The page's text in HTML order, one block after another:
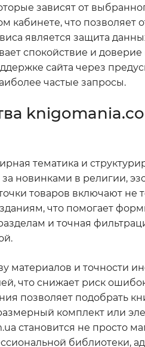
зависят от
кабинете, что позволяет
является защита
спокойствие и
сайта через
частые запросы.
тематика и
новинками в религии,
товаров включают не
что помогает
и точная
материалов и точности
что снижает риск
позволяет подобрать
комплект или
становится не
библиотеки,